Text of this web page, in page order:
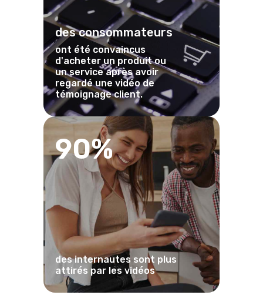
des consommateurs
ont été convaincus
d'acheter un produit ou
un service après avoir
regardé une vidéo de
témoignage client.
90%
des internautes sont plus
attirés par les vidéos